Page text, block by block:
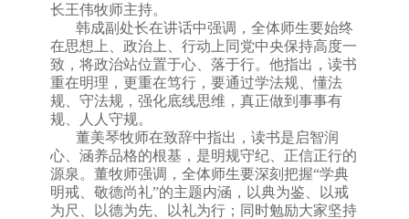
长王伟牧师主持。
韩成副处长在讲话中强调，全体师生要始终
在思想上、政治上、行动上同党中央保持高度一
致，将政治站位置于心、落于行。他指出，读书
重在明理，更重在笃行，要通过学法规、懂法
规、守法规，强化底线思维，真正做到事事有
规、人人守规。
董美琴牧师在致辞中指出，读书是启智润
心、涵养品格的根基，是明规守纪、正信正行的
源泉。董牧师强调，全体师生要深刻把握“学典
明戒、敬德尚礼”的主题内涵，以典为鉴、以戒
为尺、以德为先、以礼为行；同时勉励大家坚持